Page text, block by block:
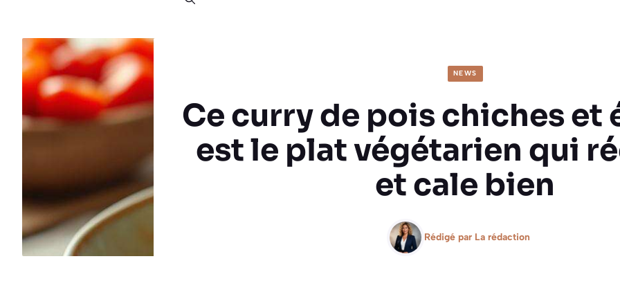
NEWS
Ce curry de pois chiches et
est le plat végétarien qui
et cale bien
Rédigé par La rédaction